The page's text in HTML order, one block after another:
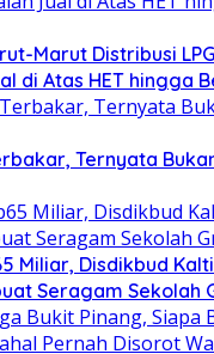
Marut Distribusi
di Atas HET hingga
Ternyata
Miliar, Disdikbud
Seragam Sekolah